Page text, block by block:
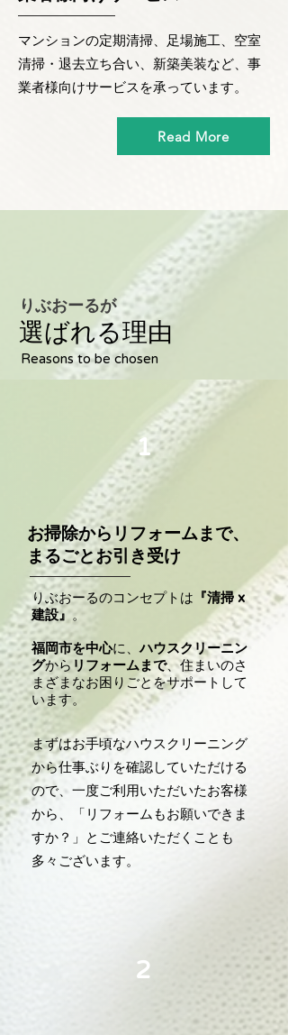
マンションの定期清掃、足場施工、空室
清掃・退去立ち合い、新築美装など、事
業者様向けサービスを承っています。
Read More
りぶおーるが
選ばれる理由
Reasons to be chosen
1
お掃除からリフォームまで、
まるごとお引き受け
りぶおーるのコンセプトは 『清掃 x
建設』。
福岡市を中心に、ハウスクリーニン
グから リフォームまで、住まいのさ
まざまなお困りごとをサポートして
います。
まずはお手頃なハウスクリーニング
から仕事ぶりを確認していただける
ので、一度ご利用いただいたお客様
から、「リフォームもお願いできま
すか？」とご連絡いただくことも
多々ございます。
2